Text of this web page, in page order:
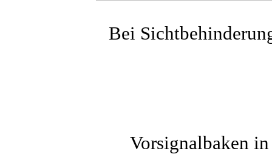
Bei
Vorsignalbaken